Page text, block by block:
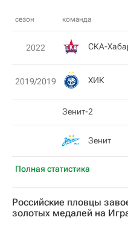
сезон команда
Полная статистика
2022 СКА-
2019/2019 ХИК
Зенит-2
Зенит
Российские пловцы
золотых медалей на